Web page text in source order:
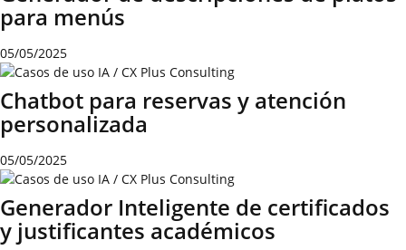
para menús
05/05/2025
Chatbot para reservas y atención
personalizada
05/05/2025
Generador Inteligente de certificados
y justificantes académicos